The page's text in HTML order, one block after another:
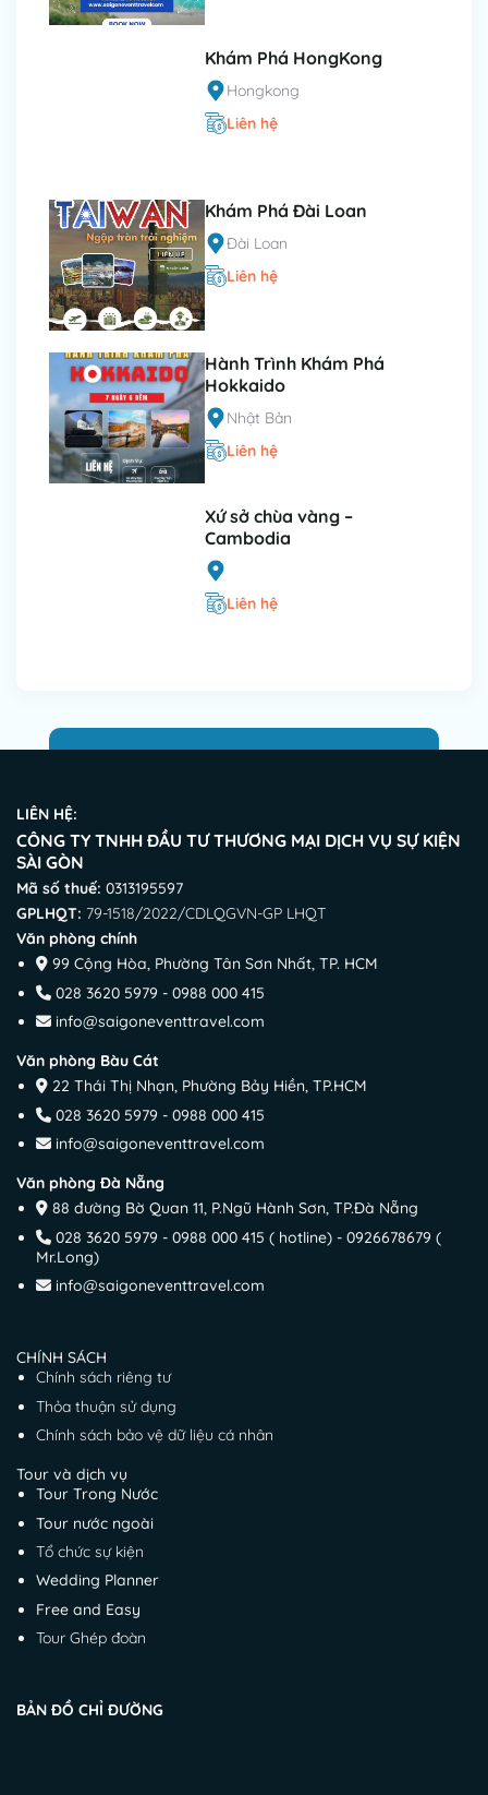
Khám Phá HongKong
Hongkong
Liên hệ
Khám Phá Đài Loan
Đài Loan
Liên hệ
Hành Trình Khám Phá
Hokkaido
Nhật Bản
Liên hệ
Xứ sở chùa vàng –
Cambodia
Liên hệ
LIÊN HỆ:
CÔNG TY TNHH ĐẦU TƯ THƯƠNG MẠI DỊCH VỤ SỰ KIỆN
SÀI GÒN
Mã số thuế: 0313195597
GPLHQT: 79-1518/2022/CDLQGVN-GP LHQT
Văn phòng chính
99 Cộng Hòa, Phường Tân Sơn Nhất, TP. HCM
028 3620 5979 - 0988 000 415
info@saigoneventtravel.com
Văn phòng Bàu Cát
22 Thái Thị Nhạn, Phường Bảy Hiền, TP.HCM
028 3620 5979 - 0988 000 415
info@saigoneventtravel.com
Văn phòng Đà Nẵng
88 đường Bờ Quan 11, P.Ngũ Hành Sơn, TP.Đà Nẵng
028 3620 5979 - 0988 000 415 ( hotline) - 0926678679 (
Mr.Long)
info@saigoneventtravel.com
CHÍNH SÁCH
Chính sách riêng tư
Thỏa thuận sử dụng
Chính sách bảo vệ dữ liệu cá nhân
Tour và dịch vụ
Tour Trong Nước
Tour nước ngoài
Tổ chức sự kiện
Wedding Planner
Free and Easy
Tour Ghép đoàn
BẢN ĐỒ CHỈ ĐƯỜNG